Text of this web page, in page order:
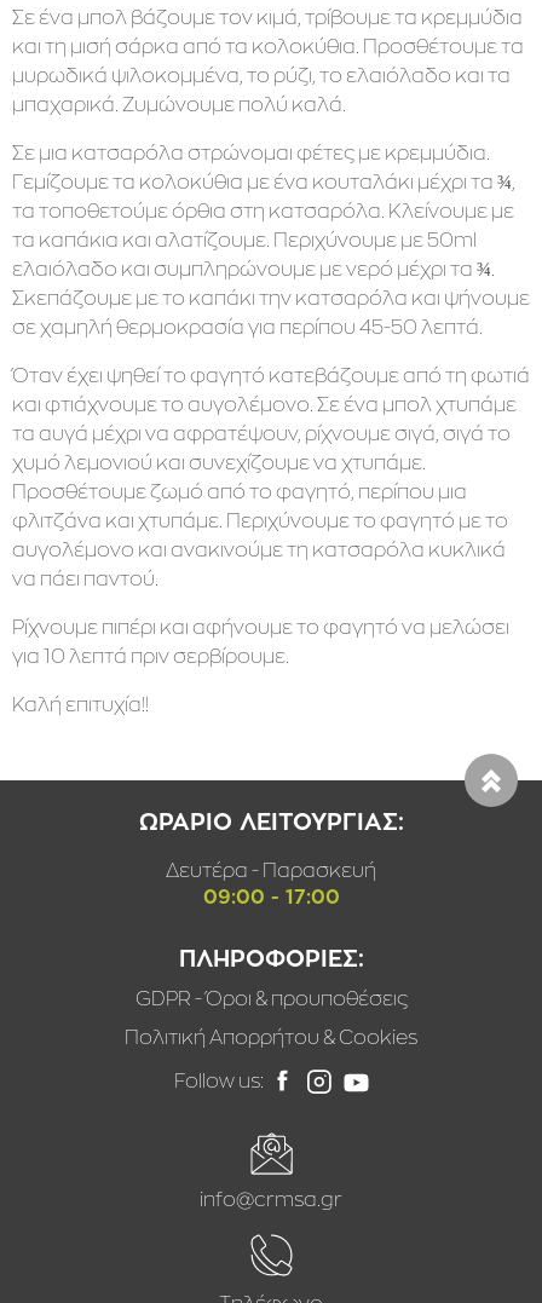
Σε ένα μπολ βάζουμε τον κιμά, τρίβουμε τα κρεμμύδια
και τη μισή σάρκα από τα κολοκύθια. Προσθέτουμε τα
μυρωδικά ψιλοκομμένα, το ρύζι, το ελαιόλαδο και τα
μπαχαρικά. Ζυμώνουμε πολύ καλά.
Σε μια κατσαρόλα στρώνομαι φέτες με κρεμμύδια.
Γεμίζουμε τα κολοκύθια με ένα κουταλάκι μέχρι τα ¾,
τα τοποθετούμε όρθια στη κατσαρόλα. Κλείνουμε με
τα καπάκια και αλατίζουμε. Περιχύνουμε με 50ml
ελαιόλαδο και συμπληρώνουμε με νερό μέχρι τα ¾.
Σκεπάζουμε με το καπάκι την κατσαρόλα και ψήνουμε
σε χαμηλή θερμοκρασία για περίπου 45-50 λεπτά.
Όταν έχει ψηθεί το φαγητό κατεβάζουμε από τη φωτιά
και φτιάχνουμε το αυγολέμονο. Σε ένα μπολ χτυπάμε
τα αυγά μέχρι να αφρατέψουν, ρίχνουμε σιγά, σιγά το
χυμό λεμονιού και συνεχίζουμε να χτυπάμε.
Προσθέτουμε ζωμό από το φαγητό, περίπου μια
φλιτζάνα και χτυπάμε. Περιχύνουμε το φαγητό με το
αυγολέμονο και ανακινούμε τη κατσαρόλα κυκλικά
να πάει παντού.
Ρίχνουμε πιπέρι και αφήνουμε το φαγητό να μελώσει
για 10 λεπτά πριν σερβίρουμε.
Καλή επιτυχία!!
ΩΡΑΡΙΟ ΛΕΙΤΟΥΡΓΙΑΣ:
Δευτέρα - Παρασκευή
09:00 - 17:00
ΠΛΗΡΟΦΟΡΙΕΣ:
GDPR - Όροι & προυποθέσεις
Πολιτική Απορρήτου & Cookies
Follow us:
info@crmsa.gr